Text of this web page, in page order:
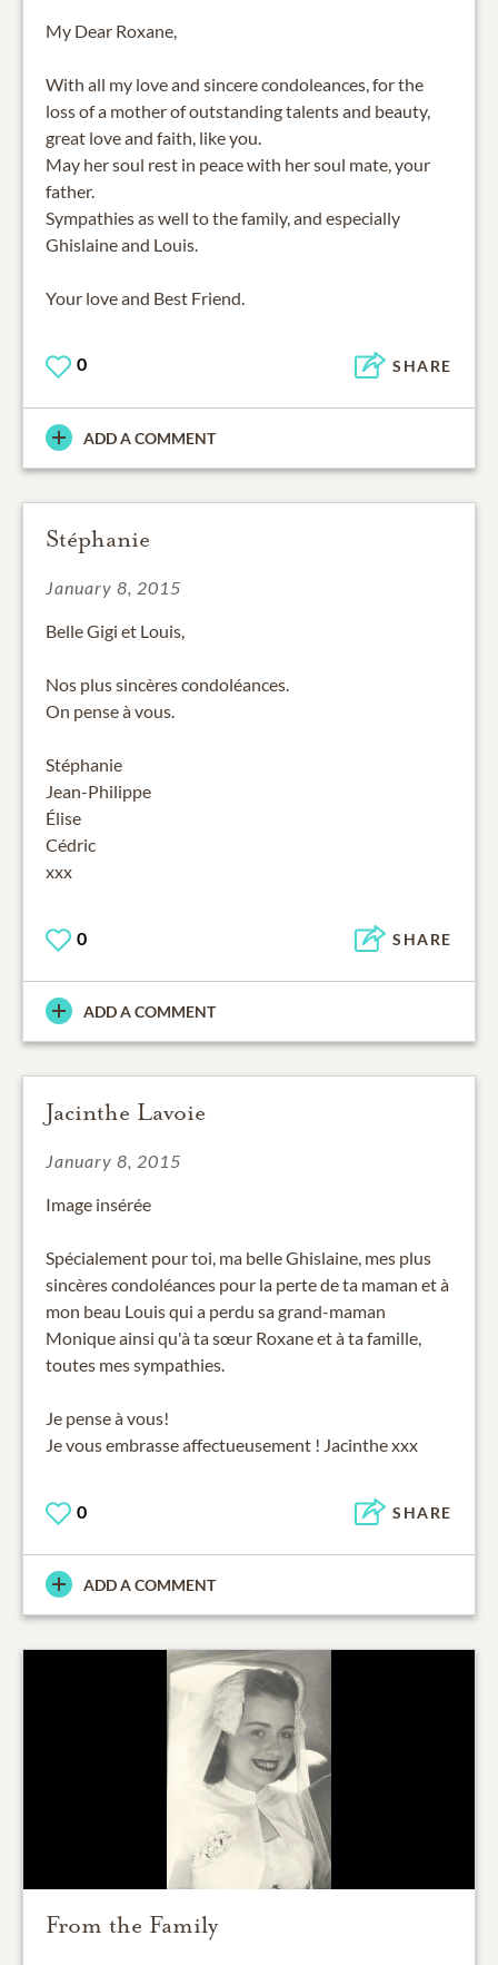
My Dear Roxane,
With all my love and sincere condoleances, for the
loss of a mother of outstanding talents and beauty,
great love and faith, like you.
May her soul rest in peace with her soul mate, your
father.
Sympathies as well to the family, and especially
Ghislaine and Louis.
Your love and Best Friend.
0 SHARE
ADD A COMMENT
Stéphanie
January 8, 2015
Belle Gigi et Louis,
Nos plus sincères condoléances.
On pense à vous.
Stéphanie
Jean-Philippe
Élise
Cédric
xxx
0 SHARE
ADD A COMMENT
Jacinthe Lavoie
January 8, 2015
Image insérée
Spécialement pour toi, ma belle Ghislaine, mes plus
sincères condoléances pour la perte de ta maman et à
mon beau Louis qui a perdu sa grand-maman
Monique ainsi qu'à ta sœur Roxane et à ta famille,
toutes mes sympathies.
Je pense à vous!
Je vous embrasse affectueusement ! Jacinthe xxx
0 SHARE
ADD A COMMENT
From the Family